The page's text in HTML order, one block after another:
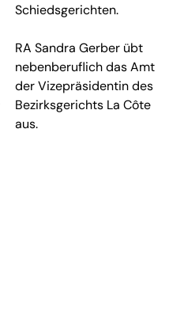
Schiedsgerichten.
RA Sandra Gerber übt
nebenberuflich das Amt
der Vizepräsidentin des
Bezirksgerichts La Côte
aus.